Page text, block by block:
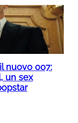
nuovo 007:
un sex